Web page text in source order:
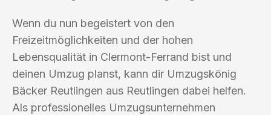
Wenn du nun begeistert von den
Freizeitmöglichkeiten und der hohen
Lebensqualität in Clermont-Ferrand bist und
deinen Umzug planst, kann dir Umzugskönig
Bäcker Reutlingen aus Reutlingen dabei helfen.
Als professionelles Umzugsunternehmen